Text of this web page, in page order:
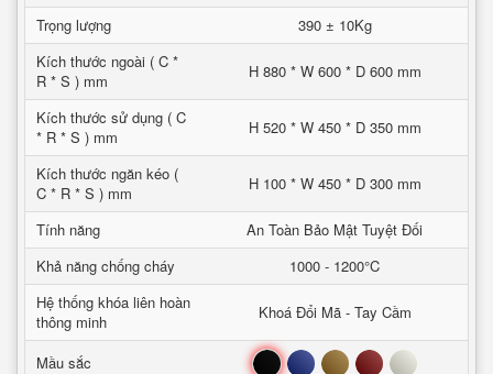
Trọng lượng
390 ± 10Kg
Kích thước ngoài ( C *
R * S ) mm
H 880 * W 600 * D 600 mm
Kích thước sử dụng ( C
* R * S ) mm
H 520 * W 450 * D 350 mm
Kích thước ngăn kéo (
C * R * S ) mm
H 100 * W 450 * D 300 mm
Tính năng
An Toàn Bảo Mật Tuyệt Đối
Khả năng chống cháy
1000 - 1200°C
Hệ thống khóa liên hoàn
thông minh
Khoá Đổi Mã - Tay Cầm
Mầu sắc Đen Xanh Nâu Đỏ Trắng